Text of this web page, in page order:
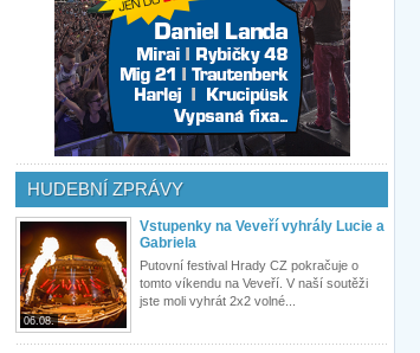
HUDEBNÍ ZPRÁVY
06.08.
Vstupenky na Veveří vyhrály Lucie a
Gabriela
Putovní festival Hrady CZ pokračuje o
tomto víkendu na Veveří. V naší soutěži
jste moli vyhrát 2x2 volné...